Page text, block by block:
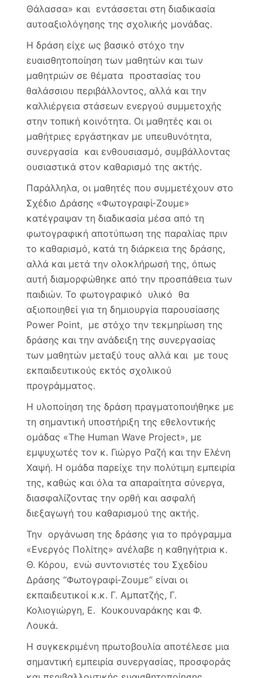
Θάλασσα» και εντάσσεται στη διαδικασία
αυτοαξιολόγησης της σχολικής μονάδας.
Η δράση είχε ως βασικό στόχο την
ευαισθητοποίηση των μαθητών και των
μαθητριών σε θέματα προστασίας του
θαλάσσιου περιβάλλοντος, αλλά και την
καλλιέργεια στάσεων ενεργού συμμετοχής
στην τοπική κοινότητα. Οι μαθητές και οι
μαθήτριες εργάστηκαν με υπευθυνότητα,
συνεργασία και ενθουσιασμό, συμβάλλοντας
ουσιαστικά στον καθαρισμό της ακτής.
Παράλληλα, οι μαθητές που συμμετέχουν στο
Σχέδιο Δράσης «Φωτογραφί-Ζουμε»
κατέγραψαν τη διαδικασία μέσα από τη
φωτογραφική αποτύπωση της παραλίας πριν
το καθαρισμό, κατά τη διάρκεια της δράσης,
αλλά και μετά την ολοκλήρωσή της, όπως
αυτή διαμορφώθηκε από την προσπάθεια των
παιδιών. Το φωτογραφικό υλικό θα
αξιοποιηθεί για τη δημιουργία παρουσίασης
Power Point, με στόχο την τεκμηρίωση της
δράσης και την ανάδειξη της συνεργασίας
των μαθητών μεταξύ τους αλλά και με τους
εκπαιδευτικούς εκτός σχολικού
προγράμματος.
Η υλοποίηση της δράση πραγματοποιήθηκε με
τη σημαντική υποστήριξη της εθελοντικής
ομάδας «The Human Wave Project», με
εμψυχωτές τον κ. Γιώργο Ραζή και την Ελένη
Χαψή. Η ομάδα παρείχε την πολύτιμη εμπειρία
της, καθώς και όλα τα απαραίτητα σύνεργα,
διασφαλίζοντας την ορθή και ασφαλή
διεξαγωγή του καθαρισμού της ακτής.
Την οργάνωση της δράσης για το πρόγραμμα
«Ενεργός Πολίτης» ανέλαβε η καθηγήτρια κ.
Θ. Κόρου, ενώ συντονιστές του Σχεδίου
Δράσης “Φωτογραφί-Ζουμε” είναι οι
εκπαιδευτικοί κ.κ. Γ. Αμπατζής, Γ.
Κολιογιώργη, Ε. Κουκουναράκης και Φ.
Λουκά.
Η συγκεκριμένη πρωτοβουλία αποτέλεσε μια
σημαντική εμπειρία συνεργασίας, προσφοράς